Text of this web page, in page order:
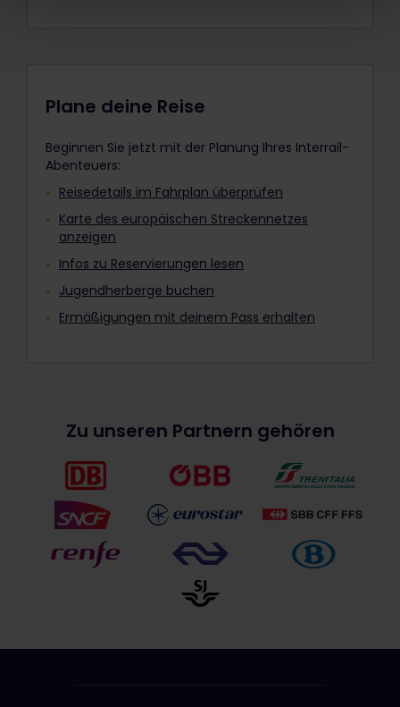
Der Jugendpass gilt für Personen
Plane deine Reise
Beginnen Sie jetzt mit der Planung Ihres Interrail-
Abenteuers:
Reisedetails im Fahrplan überprüfen
Karte des europäischen Streckennetzes
anzeigen
Infos zu Reservierungen lesen
Jugendherberge buchen
Ermäßigungen mit deinem Pass erhalten
Zu unseren Partnern gehören